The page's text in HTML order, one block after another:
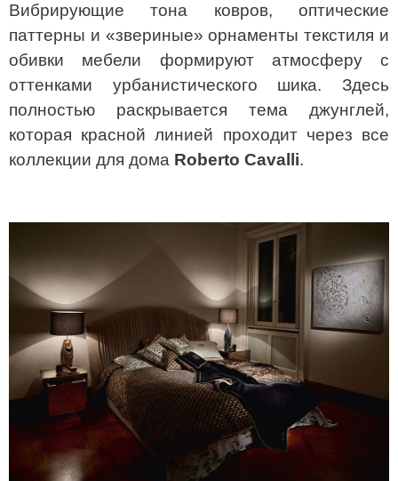
Вибрирующие тона ковров, оптические
паттерны и «звериные» орнаменты текстиля и
обивки мебели формируют атмосферу с
оттенками урбанистического шика. Здесь
полностью раскрывается тема джунглей,
которая красной линией проходит через все
коллекции для дома Roberto Cavalli.